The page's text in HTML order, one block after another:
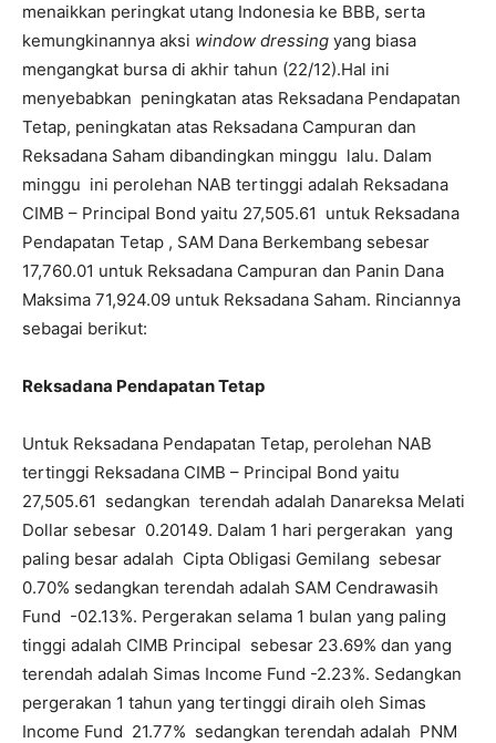
menaikkan peringkat utang Indonesia ke BBB, serta
kemungkinannya aksi window dressing yang biasa
mengangkat bursa di akhir tahun (22/12).Hal ini
menyebabkan peningkatan atas Reksadana Pendapatan
Tetap, peningkatan atas Reksadana Campuran dan
Reksadana Saham dibandingkan minggu lalu. Dalam
minggu ini perolehan NAB tertinggi adalah Reksadana
CIMB – Principal Bond yaitu 27,505.61 untuk Reksadana
Pendapatan Tetap , SAM Dana Berkembang sebesar
17,760.01 untuk Reksadana Campuran dan Panin Dana
Maksima 71,924.09 untuk Reksadana Saham. Rinciannya
sebagai berikut:
Reksadana Pendapatan Tetap
Untuk Reksadana Pendapatan Tetap, perolehan NAB
tertinggi Reksadana CIMB – Principal Bond yaitu
27,505.61 sedangkan terendah adalah Danareksa Melati
Dollar sebesar 0.20149. Dalam 1 hari pergerakan yang
paling besar adalah Cipta Obligasi Gemilang sebesar
0.70% sedangkan terendah adalah SAM Cendrawasih
Fund -02.13%. Pergerakan selama 1 bulan yang paling
tinggi adalah CIMB Principal sebesar 23.69% dan yang
terendah adalah Simas Income Fund -2.23%. Sedangkan
pergerakan 1 tahun yang tertinggi diraih oleh Simas
Income Fund 21.77% sedangkan terendah adalah PNM